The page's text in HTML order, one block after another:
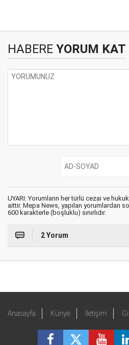
HABERE YORUM KAT
UYARI: Yorumların her türlü cezai ve
aittir. Mepa News, yapılan yorumlardan
600 karakterle (boşluklu) sınırlıdır.
2 Yorum
Anasayfa Künye İletişim